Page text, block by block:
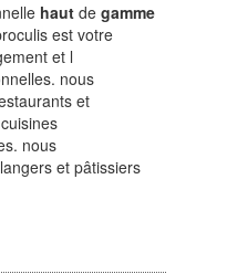
haut de gamme
est votre
et l
nous
et
nous
et pâtissiers